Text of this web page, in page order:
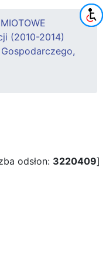
(2010-2014)
odsłon: 3220409]